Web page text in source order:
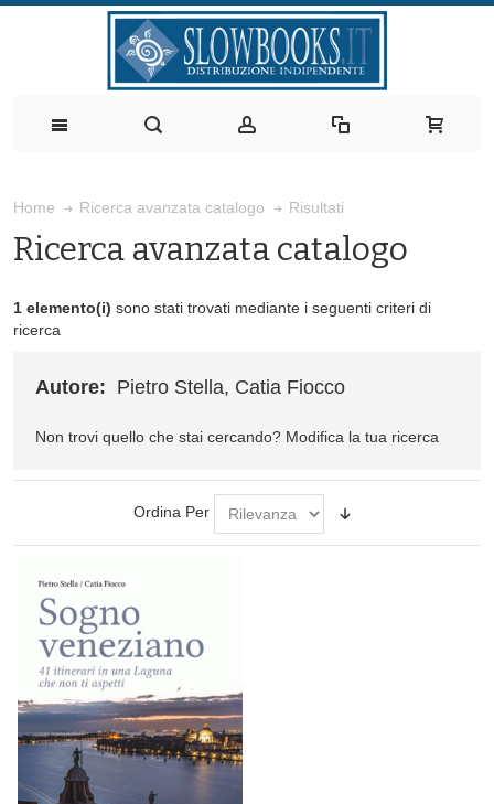
Home Ricerca avanzata catalogo Risultati
Ricerca avanzata catalogo
1 elemento(i) sono stati trovati mediante i seguenti criteri di
ricerca
Autore: Pietro Stella, Catia Fiocco
Non trovi quello che stai cercando? Modifica la tua ricerca
Ordina Per